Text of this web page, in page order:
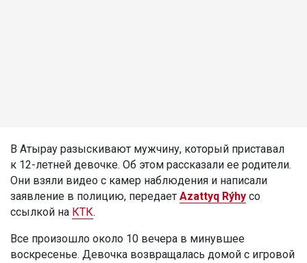
В Атырау разыскивают мужчину, который приставал
к 12-летней девочке. Об этом рассказали ее родители.
Они взяли видео с камер наблюдения и написали
заявление в полицию, передает Azattyq Rýhy со
ссылкой на КТК.
Все произошло около 10 вечера в минувшее
воскресенье. Девочка возвращалась домой с игровой